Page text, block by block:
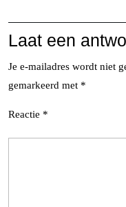
Laat een
Je e-mailadres wordt niet
gemarkeerd met *
Reactie *